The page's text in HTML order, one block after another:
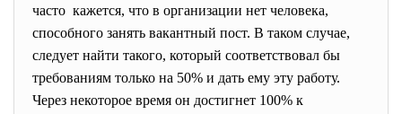
часто кажется, что в организации нет человека,
способного занять вакантный пост. В таком случае,
следует найти такого, который соответствовал бы
требованиям только на 50% и дать ему эту работу.
Через некоторое время он достигнет 100% к